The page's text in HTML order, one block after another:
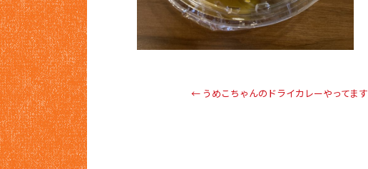
← うめこちゃんのドライカレーやってます